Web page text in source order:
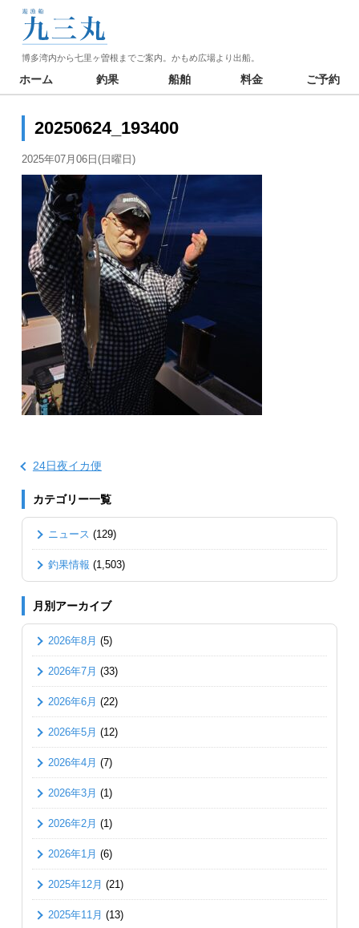
博多湾内から七里ヶ曽根までご案内。かもめ広場より出船。
ホーム 釣果 船舶 料金 ご予約
20250624_193400
2025年07月06日(日曜日)
24日夜イカ便
カテゴリー一覧
ニュース (129)
釣果情報 (1,503)
月別アーカイブ
2026年8月 (5)
2026年7月 (33)
2026年6月 (22)
2026年5月 (12)
2026年4月 (7)
2026年3月 (1)
2026年2月 (1)
2026年1月 (6)
2025年12月 (21)
2025年11月 (13)